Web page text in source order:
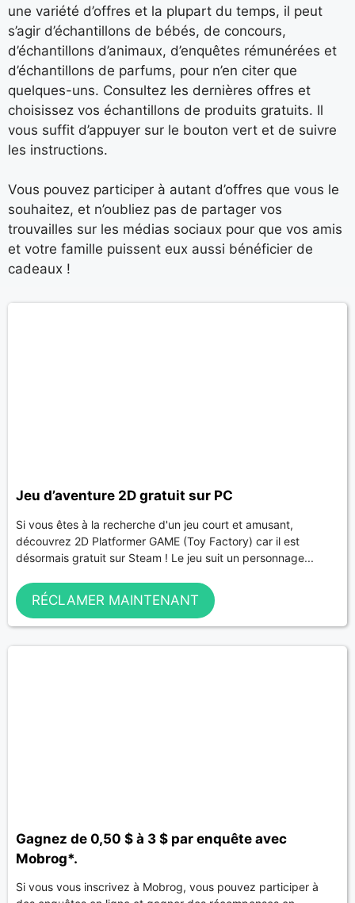
une variété d’offres et la plupart du temps, il peut
s’agir d’échantillons de bébés, de concours,
d’échantillons d’animaux, d’enquêtes rémunérées et
d’échantillons de parfums, pour n’en citer que
quelques-uns. Consultez les dernières offres et
choisissez vos échantillons de produits gratuits. Il
vous suffit d’appuyer sur le bouton vert et de suivre
les instructions.
Vous pouvez participer à autant d’offres que vous le
souhaitez, et n’oubliez pas de partager vos
trouvailles sur les médias sociaux pour que vos amis
et votre famille puissent eux aussi bénéficier de
cadeaux !
Jeu d’aventure 2D gratuit sur PC
Si vous êtes à la recherche d'un jeu court et amusant,
découvrez 2D Platformer GAME (Toy Factory) car il est
désormais gratuit sur Steam ! Le jeu suit un personnage...
RÉCLAMER MAINTENANT
Gagnez de 0,50 $ à 3 $ par enquête avec
Mobrog*.
Si vous vous inscrivez à Mobrog, vous pouvez participer à